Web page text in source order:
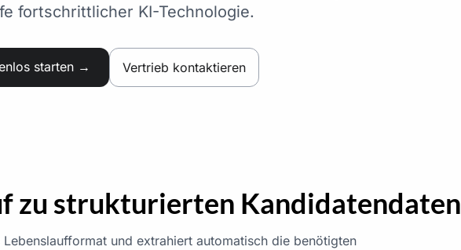
fortschrittlicher KI-Technologie.
starten → Vertrieb kontaktieren
zu strukturierten Kandidatendaten
Lebenslaufformat und extrahiert automatisch die benötigten